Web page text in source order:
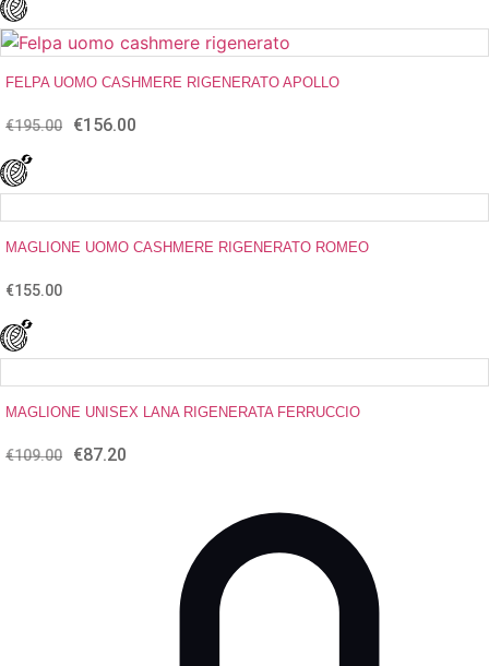
FELPA UOMO CASHMERE RIGENERATO APOLLO
€195.00
Il
era:
€195.00.
€156.00
è:
€156.00.
MAGLIONE UOMO CASHMERE RIGENERATO ROMEO
€155.00
MAGLIONE UNISEX LANA RIGENERATA FERRUCCIO
€109.00
Il
€87.20